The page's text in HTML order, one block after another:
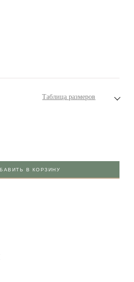
Таблица размеров
В КОРЗИНУ